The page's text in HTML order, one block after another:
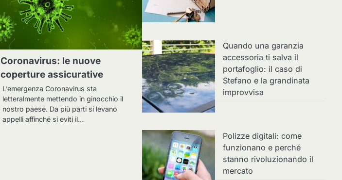
Coronavirus: le nuove
coperture assicurative
L’emergenza Coronavirus sta
letteralmente mettendo in ginocchio il
nostro paese. Da più parti si levano
appelli affinché si eviti il…
Quando una garanzia
accessoria ti salva il
portafoglio: il caso di
Stefano e la grandinata
improvvisa
Polizze digitali: come
funzionano e perché
stanno rivoluzionando il
mercato